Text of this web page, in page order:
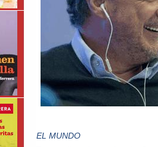
EL MUNDO